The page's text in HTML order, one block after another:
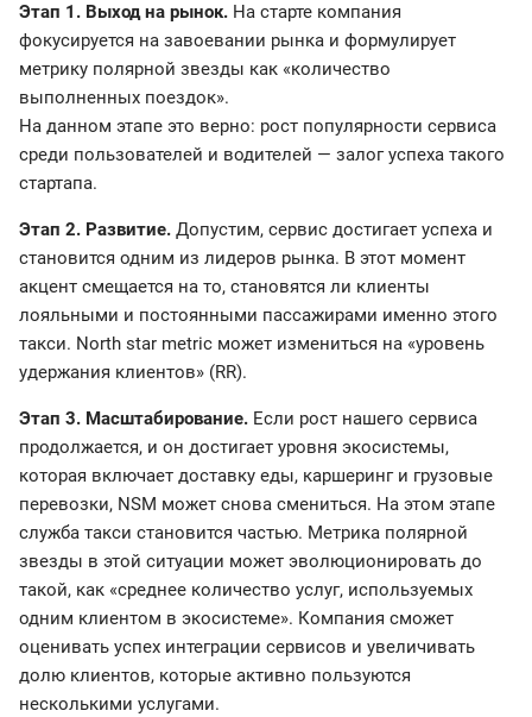
Этап 1. Выход на рынок. На старте компания
фокусируется на завоевании рынка и формулирует
метрику полярной звезды как «количество
выполненных поездок».
На данном этапе это верно: рост популярности сервиса
среди пользователей и водителей — залог успеха такого
стартапа.
Этап 2. Развитие. Допустим, сервис достигает успеха и
становится одним из лидеров рынка. В этот момент
акцент смещается на то, становятся ли клиенты
лояльными и постоянными пассажирами именно этого
такси. North star metric может измениться на «уровень
удержания клиентов» (RR).
Этап 3. Масштабирование. Если рост нашего сервиса
продолжается, и он достигает уровня экосистемы,
которая включает доставку еды, каршеринг и грузовые
перевозки, NSM может снова смениться. На этом этапе
служба такси становится частью. Метрика полярной
звезды в этой ситуации может эволюционировать до
такой, как «среднее количество услуг, используемых
одним клиентом в экосистеме». Компания сможет
оценивать успех интеграции сервисов и увеличивать
долю клиентов, которые активно пользуются
несколькими услугами.